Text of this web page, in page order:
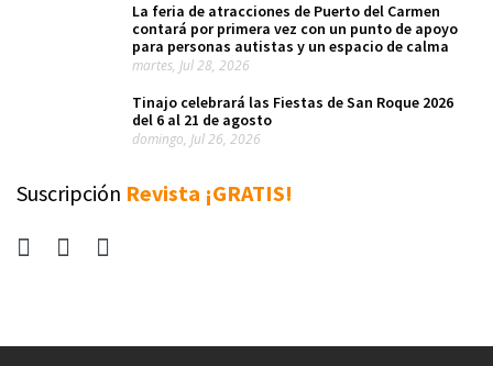
La feria de atracciones de Puerto del Carmen
contará por primera vez con un punto de apoyo
para personas autistas y un espacio de calma
martes, Jul 28, 2026
Tinajo celebrará las Fiestas de San Roque 2026
del 6 al 21 de agosto
domingo, Jul 26, 2026
Suscripción Revista ¡GRATIS!